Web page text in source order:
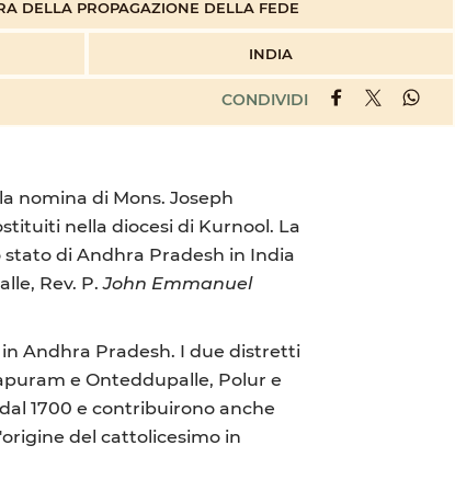
DELLA PROPAGAZIONE DELLA FEDE
INDIA
CONDIVIDI
nomina di Mons. Joseph
nella diocesi di Kurnool. La
stato di Andhra Pradesh in India
Rev. P.John Emmanuel
Andhra Pradesh. I due distretti
e Onteddupalle, Polur e
1700 e contribuirono anche
del cattolicesimo in